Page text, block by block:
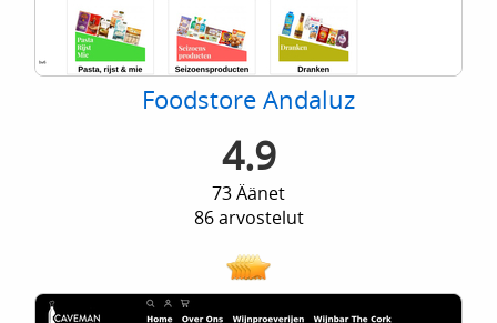
Foodstore Andaluz
4.9
73 Äänet
86 arvostelut